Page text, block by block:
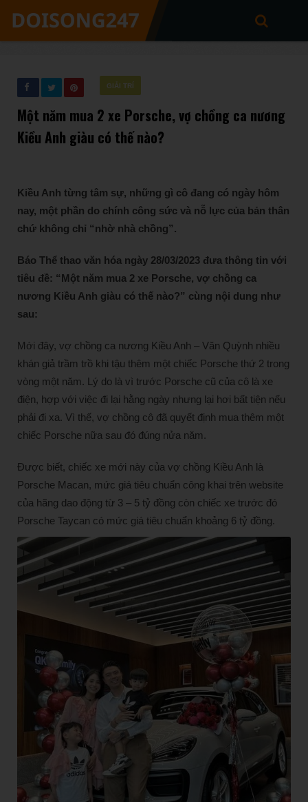
GIẢI TRÍ
Một năm mua 2 xe Porsche, vợ chồng ca nương
Kiều Anh giàu có thế nào?
Kiều Anh từng tâm sự, những gì cô đang có ngày hôm
nay, một phần do chính công sức và nỗ lực của bản thân
chứ không chỉ “nhờ nhà chồng”.
Báo Thể thao văn hóa ngày 28/03/2023 đưa thông tin với
tiêu đề: “Một năm mua 2 xe Porsche, vợ chồng ca
nương Kiều Anh giàu có thế nào?” cùng nội dung như
sau:
Mới đây, vợ chồng ca nương Kiều Anh – Văn Quỳnh nhiều
khán giả trầm trồ khi tậu thêm một chiếc Porsche thứ 2 trong
vòng một năm. Lý do là vì trước Porsche cũ của cô là xe
điện, hợp với việc đi lại hằng ngày nhưng lại hơi bất tiện nếu
phải đi xa. Vì thế, vợ chồng cô đã quyết định mua thêm một
chiếc Porsche nữa sau đó đúng nửa năm.
Được biết, chiếc xe mới này của vợ chồng Kiều Anh là
Porsche Macan, mức giá tiêu chuẩn công khai trên website
của hãng dao động từ 3 – 5 tỷ đồng còn chiếc xe trước đó
Porsche Taycan có mức giá tiêu chuẩn khoảng 6 tỷ đồng.